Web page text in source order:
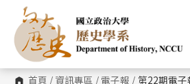
主
要
內
區 首頁 / 資訊專區 / 電子報 / 第22期電子